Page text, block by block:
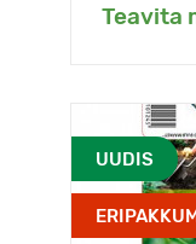
Teavita
UUDIS